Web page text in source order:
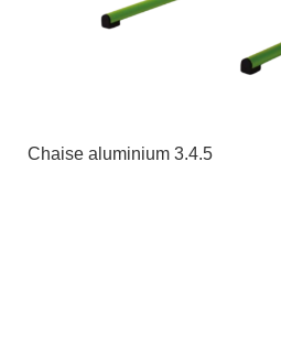
Chaise aluminium 3.4.5